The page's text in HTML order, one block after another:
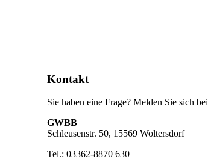
Kontakt
Sie haben eine Frage? Melden Sie sich
GWBB
Schleusenstr. 50, 15569 Woltersdorf
Tel.: 03362-8870 630